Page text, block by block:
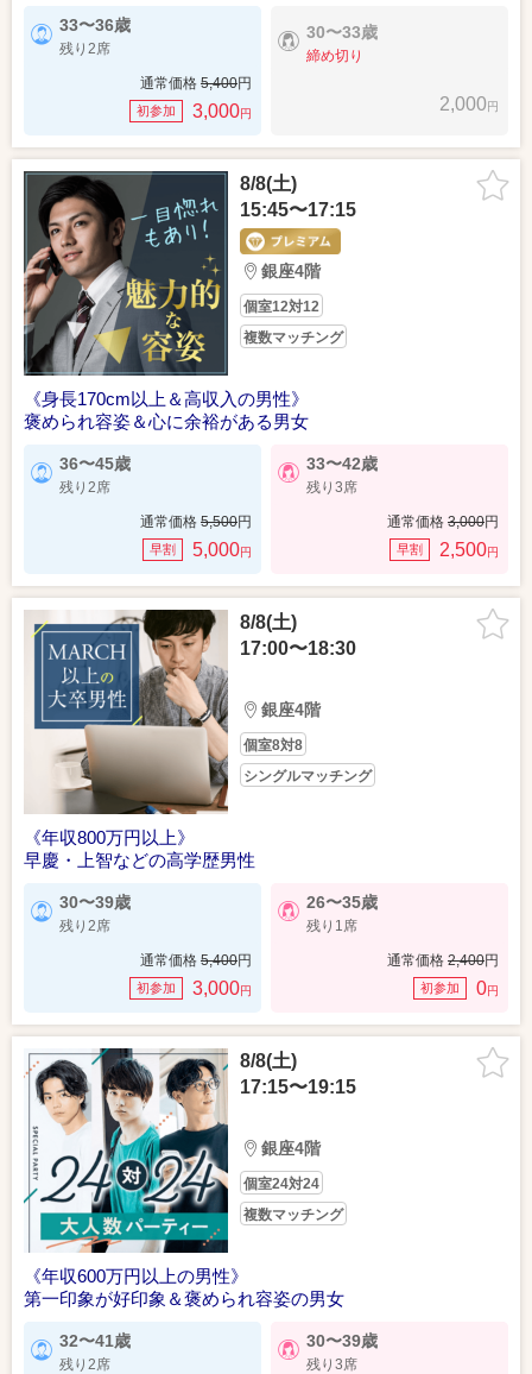
33〜36歳
残り2席
通常価格 5,400円
初参加 3,000円
30〜33歳
締め切り
2,000円
8/8(土)
15:45〜17:15
銀座4階
個室12対12
複数マッチング
《身長170cm以上＆高収入の男性》
褒められ容姿＆心に余裕がある男女
36〜45歳
残り2席
通常価格 5,500円
早割 5,000円
33〜42歳
残り3席
通常価格 3,000円
早割 2,500円
8/8(土)
17:00〜18:30
銀座4階
個室8対8
シングルマッチング
《年収800万円以上》
早慶・上智などの高学歴男性
30〜39歳
残り2席
通常価格 5,400円
初参加 3,000円
26〜35歳
残り1席
通常価格 2,400円
初参加 0円
8/8(土)
17:15〜19:15
銀座4階
個室24対24
複数マッチング
《年収600万円以上の男性》
第一印象が好印象＆褒められ容姿の男女
32〜41歳
残り2席
30〜39歳
残り3席